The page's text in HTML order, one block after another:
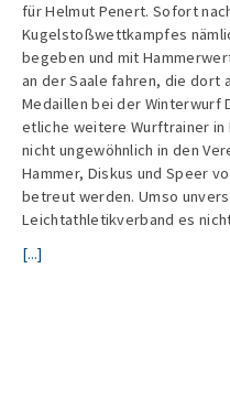
für Helmut Penert. Sofort
Kugelstoßwettkampfes
begeben und mit
an der Saale fahren, die dort
Medaillen bei der Winterwurf
etliche weitere Wurftrainer in
nicht ungewöhnlich in den
Hammer, Diskus und Speer
betreut werden. Umso
Leichtathletikverband es
[...]